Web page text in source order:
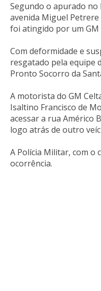
Segundo o apurado
avenida Miguel Petrere
foi atingido por um GM
Com deformidade e
resgatado pela equipe
Pronto Socorro da
A motorista do GM
Isaltino Francisco de
acessar a rua Américo
logo atrás de outro
A Polícia Militar, com o
ocorrência.